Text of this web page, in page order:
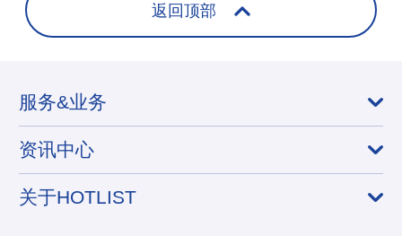
返回顶部
服务&业务
资讯中心
关于HOTLIST